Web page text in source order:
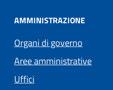
AMMINISTRAZIONE
Organi di governo
Aree amministrative
Uffici